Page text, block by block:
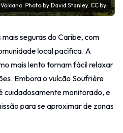
Photo by David Stanley. CC by.
seguras do Caribe, com
local pacífica. A
mais lento tornam fácil relaxar
Embora o vulcão Soufrière
cuidadosamente monitorado, e
para se aproximar de zonas